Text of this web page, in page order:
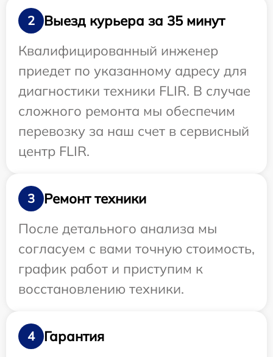
2
Выезд курьера за 35 минут
Квалифицированный инженер
приедет по указанному адресу для
диагностики техники FLIR. В случае
сложного ремонта мы обеспечим
перевозку за наш счет в сервисный
центр FLIR.
3
Ремонт техники
После детального анализа мы
согласуем с вами точную стоимость,
график работ и приступим к
восстановлению техники.
4
Гарантия